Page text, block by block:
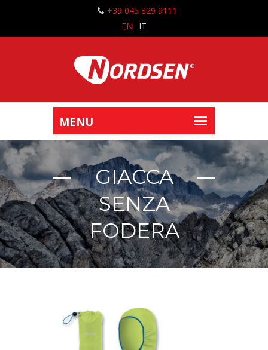
+39 045 829 9111
EN
IT
GIACCA
SENZA
FODERA